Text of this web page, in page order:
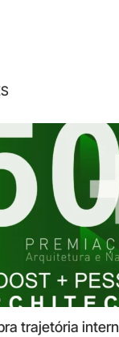
trajetória